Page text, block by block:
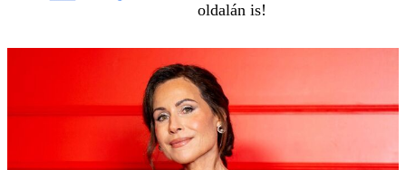
oldalán is!